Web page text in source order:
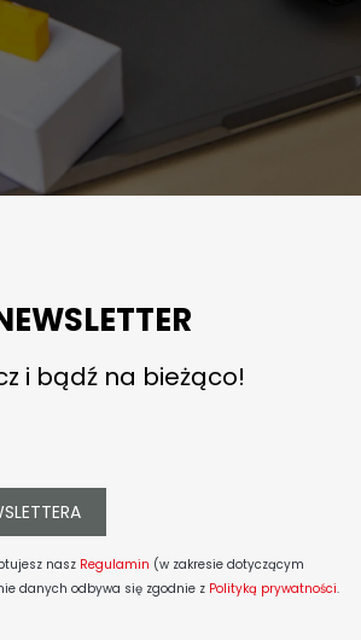
i bądź na bieżąco!
nasz Regulamin (w zakresie dotyczącym
danych odbywa się zgodnie z Polityką prywatności.